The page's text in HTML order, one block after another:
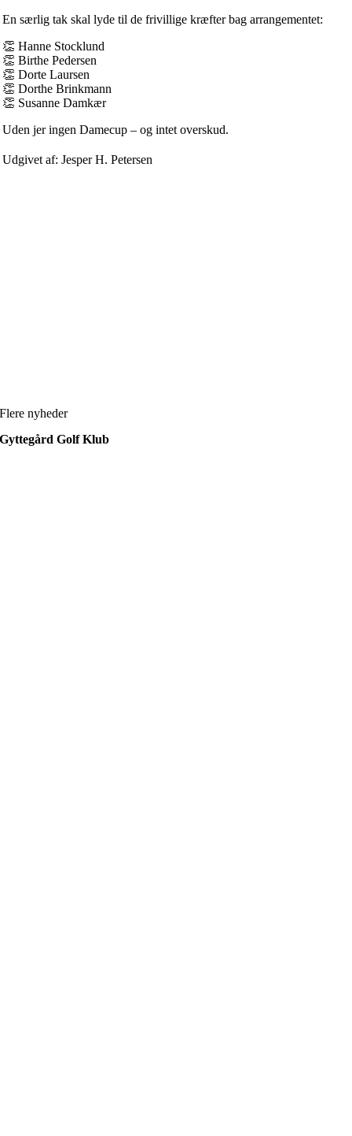
En særlig tak skal lyde til de frivillige kræfter bag arrangementet:
👏 Hanne Stocklund
👏 Birthe Pedersen
👏 Dorte Laursen
👏 Dorthe Brinkmann
👏 Susanne Damkær
Uden jer ingen Damecup – og intet overskud.
Udgivet af: Jesper H. Petersen
Flere nyheder
Gyttegård Golf Klub